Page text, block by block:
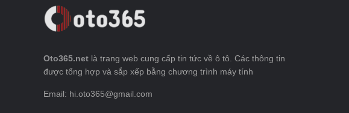
Oto365.net là trang web cung cấp tin tức về ô tô. Các thông tin
được tổng hợp và sắp xếp bằng chương trình máy tính
Email: hi.oto365@gmail.com